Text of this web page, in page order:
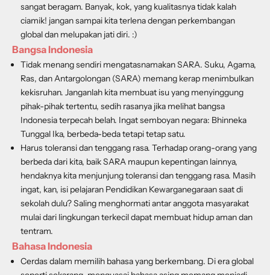
sangat beragam. Banyak, kok, yang kualitasnya tidak kalah
ciamik! jangan sampai kita terlena dengan perkembangan
global dan melupakan jati diri. :)
Bangsa Indonesia
Tidak menang sendiri mengatasnamakan SARA. Suku, Agama,
Ras, dan Antargolongan (SARA) memang kerap menimbulkan
kekisruhan. Janganlah kita membuat isu yang menyinggung
pihak-pihak tertentu, sedih rasanya jika melihat bangsa
Indonesia terpecah belah. Ingat semboyan negara: Bhinneka
Tunggal Ika, berbeda-beda tetapi tetap satu.
Harus toleransi dan tenggang rasa. Terhadap orang-orang yang
berbeda dari kita, baik SARA maupun kepentingan lainnya,
hendaknya kita menjunjung toleransi dan tenggang rasa. Masih
ingat, kan, isi pelajaran Pendidikan Kewarganegaraan saat di
sekolah dulu? Saling menghormati antar anggota masyarakat
mulai dari lingkungan terkecil dapat membuat hidup aman dan
tentram.
Bahasa Indonesia
Cerdas dalam memilih bahasa yang berkembang. Di era global